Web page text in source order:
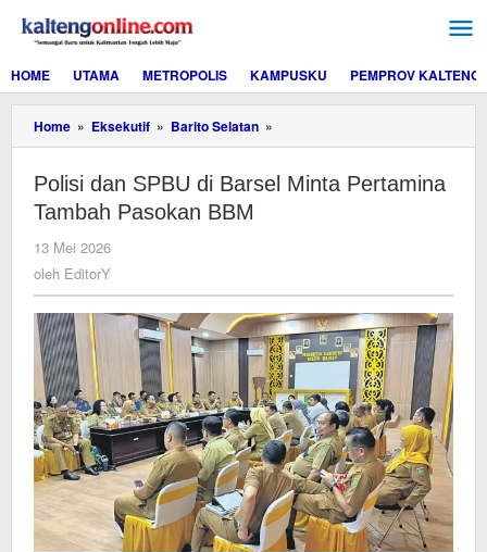
konten
HOME
UTAMA METROPOLIS KAMPUSKU PEMPROV KALTENG
Home » Eksekutif » Barito Selatan »
dan
di
BBM
Polisi dan SPBU di Barsel Minta Pertamina
Tambah Pasokan BBM
13 Mei 2026
oleh EditorY